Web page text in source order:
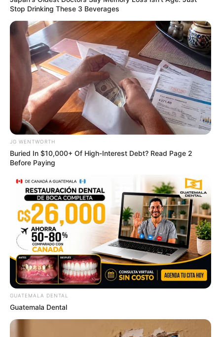
Culkin Cracks Up The Web With His Own Version Of
‘Home Alone’
BRAINBERRIES
The Most Surprising Things About FIFA World Cup
2026
BRAINBERRIES
Stop Drinking These 3 Beverages
JG WENTWORTH
Buried In $10,000+ Of High-Interest Debt? Read Page 2
Before Paying
GUATEMALA DENTAL
Guatemala Dental